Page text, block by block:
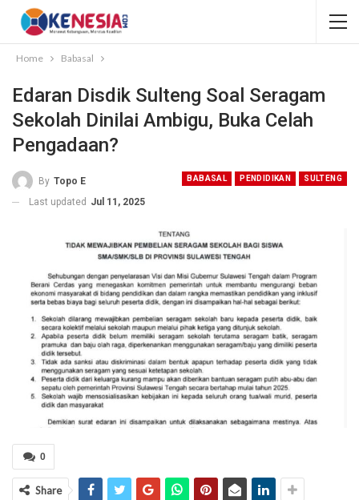
Home Babasal
Edaran Disdik Sulteng Soal Seragam
Sekolah Dinilai Ambigu, Buka Celah
Pengadaan?
BABASAL PENDIDIKAN SULTENG
By Topo E
Last updated Jul 11, 2025
0
Share